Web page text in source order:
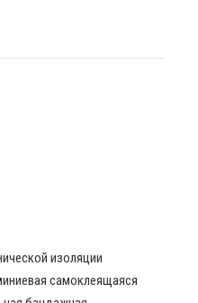
изоляции
самоклеящаяся